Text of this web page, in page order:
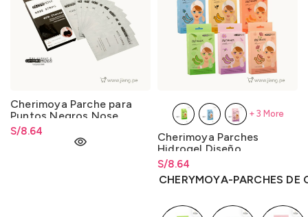
Cherimoya Parche para
Puntos Negros Nose
Strips
S/8.64
Cherimoya Parches
Hidrogel Diseño
S/8.64
Rango de precios: desde
S/8.64hastaS/8.64
CHERYMOYA-PARCHES DE
+3 More